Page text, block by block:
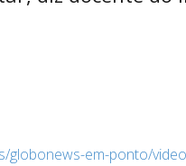
globonews-em-ponto/